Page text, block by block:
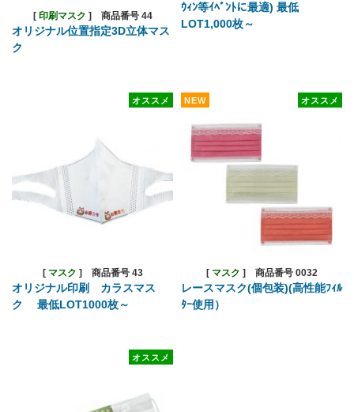
[ 印刷マスク ] 商品番号 44
オリジナル位置指定3D立体マス
ク
ｳｨﾝ等ｲﾍﾞﾝﾄに最適) 最低
LOT1,000枚～
オススメ
[ マスク ] 商品番号 43
オリジナル印刷 カラスマス
ク 最低LOT1000枚～
NEW オススメ
[ マスク ] 商品番号 0032
レースマスク(個包装)(高性能ﾌｨﾙ
ﾀｰ使用）
オススメ